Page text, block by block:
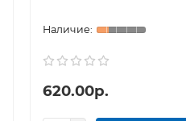
620.00р.